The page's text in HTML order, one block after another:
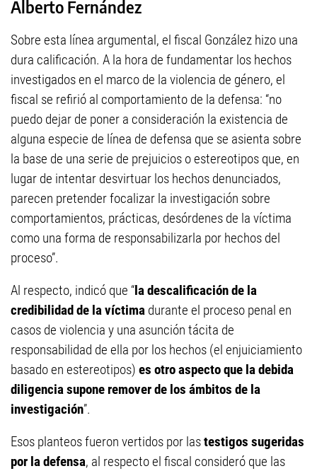
Alberto Fernández
Sobre esta línea argumental, el fiscal González hizo una
dura calificación. A la hora de fundamentar los hechos
investigados en el marco de la violencia de género, el
fiscal se refirió al comportamiento de la defensa: “no
puedo dejar de poner a consideración la existencia de
alguna especie de línea de defensa que se asienta sobre
la base de una serie de prejuicios o estereotipos que, en
lugar de intentar desvirtuar los hechos denunciados,
parecen pretender focalizar la investigación sobre
comportamientos, prácticas, desórdenes de la víctima
como una forma de responsabilizarla por hechos del
proceso”.
Al respecto, indicó que “la descalificación de la
credibilidad de la víctima durante el proceso penal en
casos de violencia y una asunción tácita de
responsabilidad de ella por los hechos (el enjuiciamiento
basado en estereotipos) es otro aspecto que la debida
diligencia supone remover de los ámbitos de la
investigación”.
Esos planteos fueron vertidos por lastestigos sugeridas
por la defensa, al respecto el fiscal consideró que las